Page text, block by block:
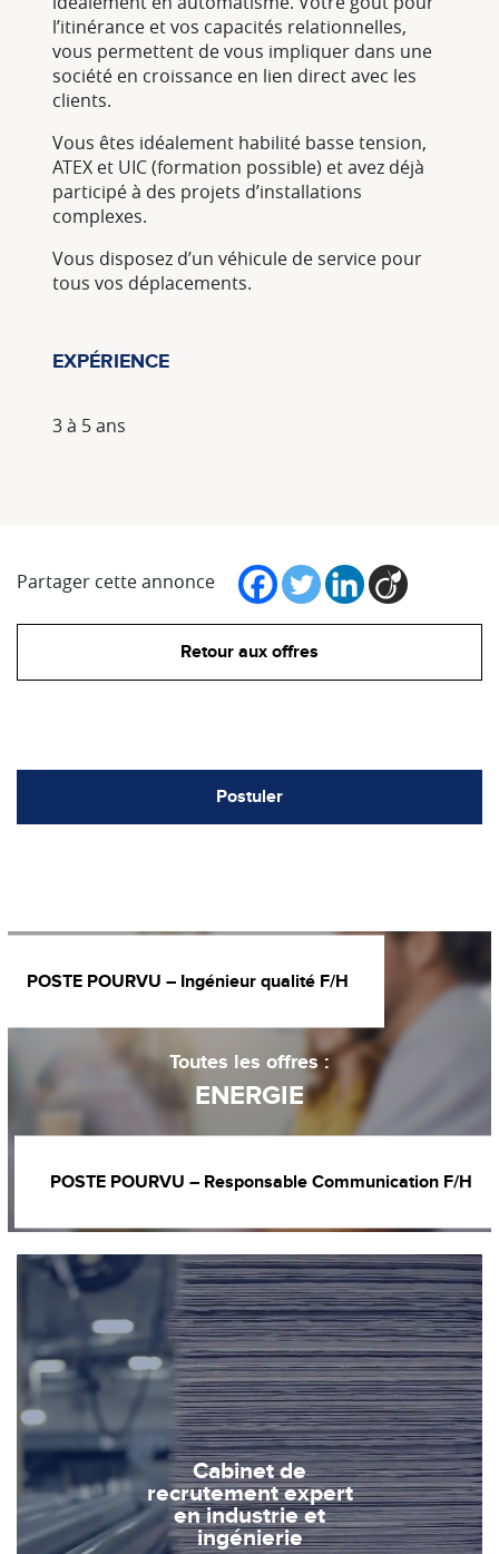
l’itinérance et vos capacités relationnelles,
vous permettent de vous impliquer dans une
société en croissance en lien direct avec les
clients.
Vous êtes idéalement habilité basse tension,
ATEX et UIC (formation possible) et avez déjà
participé à des projets d’installations
complexes.
Vous disposez d’un véhicule de service pour
tous vos déplacements.
EXPÉRIENCE
3 à 5 ans
Partager cette annonce
Retour aux offres
Postuler
POSTE POURVU – Ingénieur qualité F/H
Toutes les offres :
ENERGIE
POSTE POURVU – Responsable Communication F/H
Cabinet de
recrutement expert
en industrie et
ingénierie